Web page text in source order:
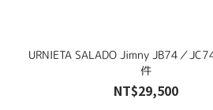
URNIETA SALADO Jimny JB74／
件
NT$29,500